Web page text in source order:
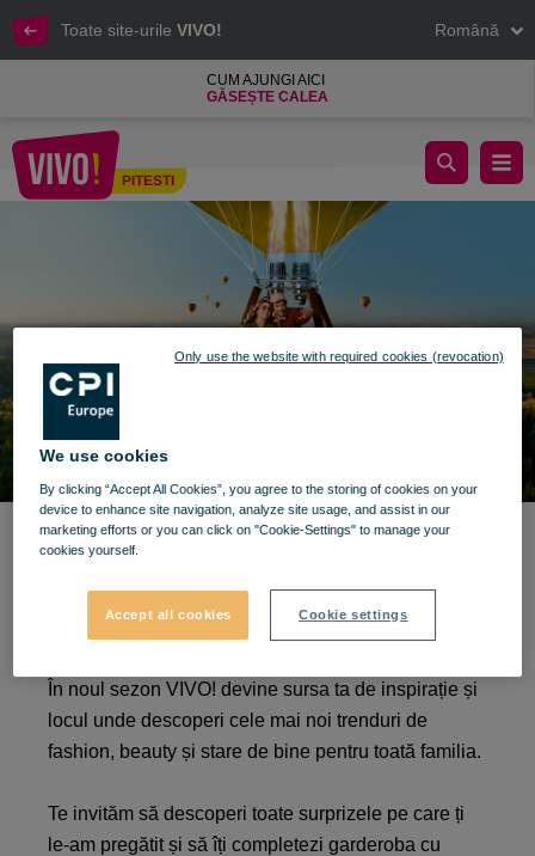
Toate site-urile VIVO! Română
CUM AJUNGI AICI
GĂSEȘTE CALEA
PITESTI
Trăiește toamna în stilul tău! - VIVO! Pitești
tău!
În noul sezon VIVO! devine sursa ta de inspirație și
locul unde descoperi cele mai noi trenduri de
fashion, beauty și stare de bine pentru toată familia.
Te invităm să descoperi toate surprizele pe care ți
le-am pregătit și să îți completezi garderoba cu
We use cookies
By clicking “Accept All Cookies”, you agree to the storing of cookies on your
device to enhance site navigation, analyze site usage, and assist in our
marketing efforts or you can click on "Cookie-Settings" to manage your
cookies yourself.
Accept all cookies Cookie settings
Only use the website with required cookies (revocation)